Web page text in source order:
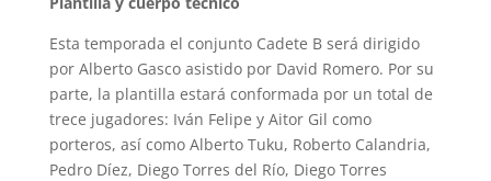
Esta temporada el conjunto Cadete B será dirigido
por Alberto Gasco asistido por David Romero. Por su
parte, la plantilla estará conformada por un total de
trece jugadores: Iván Felipe y Aitor Gil como
porteros, así como Alberto Tuku, Roberto Calandria,
Pedro Díez, Diego Torres del Río, Diego Torres